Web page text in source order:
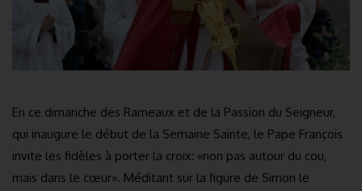
En ce dimanche des Rameaux et de la Passion du Seigneur,
qui inaugure le début de la Semaine Sainte, le Pape François
invite les fidèles à porter la croix: «non pas autour du cou,
mais dans le cœur». Méditant sur la figure de Simon le